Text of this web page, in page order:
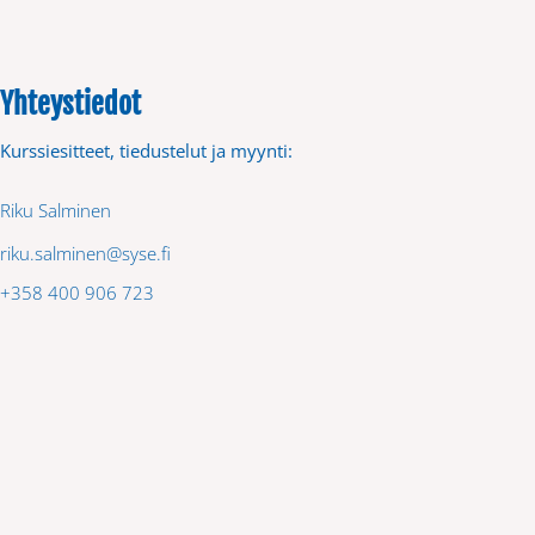
Yhteystiedot
Kurssiesitteet, tiedustelut ja myynti:
Riku Salminen
riku.salminen@syse.fi
+358 400 906 723